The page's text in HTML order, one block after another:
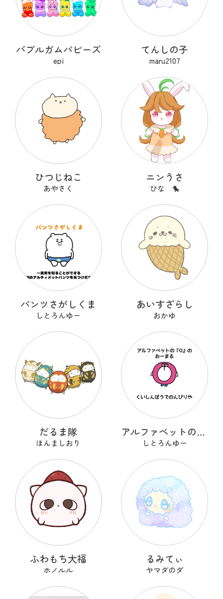
バブルガムパピーズ
epi
てんしの子
maru2107
ひつじねこ
あやさく
ニンうさ
ひな 🐤
パンツさがしくま
しとろんゆー
あいすざらし
おかゆ
だるま隊
ほんましおり
アルファベットのOのおーまる
しとろんゆー
ふわもち大福
ホノルル
るみてぃ
ヤマダのダ